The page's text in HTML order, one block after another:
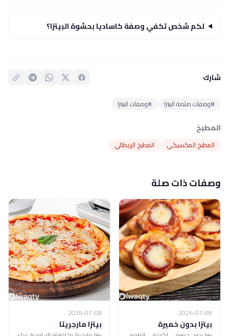
لكم شخص تكفي وصفة كاساديا بحشوة البيتزا؟
شارك
#وصفات صلصة البيتزا #وصفات البيتزا
المطبخ
المطبخ المكسيكي المطبخ الإيطالي
وصفات ذات صلة
2026-07-08
بيتزا بدون خميرة
2026-07-08
بيتزا مارجريتا